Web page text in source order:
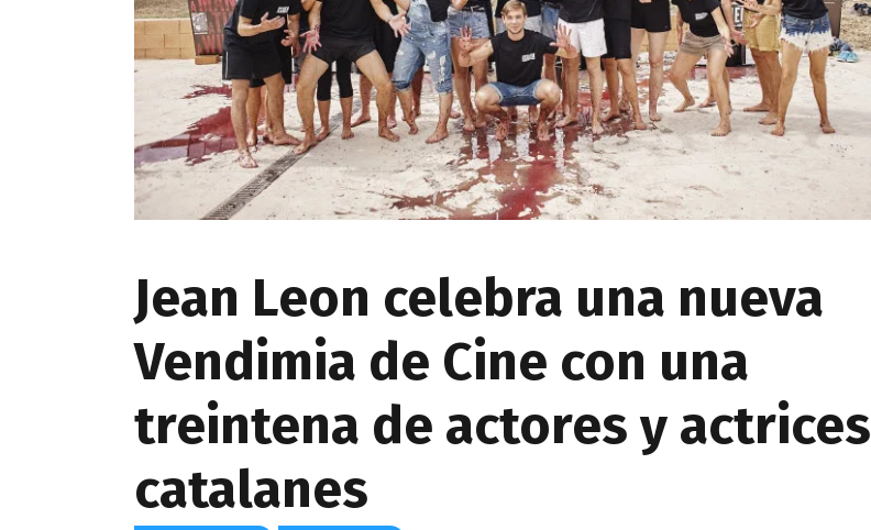
Jean Leon celebra una nueva
Vendimia de Cine con una
treintena de actores y actrices
catalanes